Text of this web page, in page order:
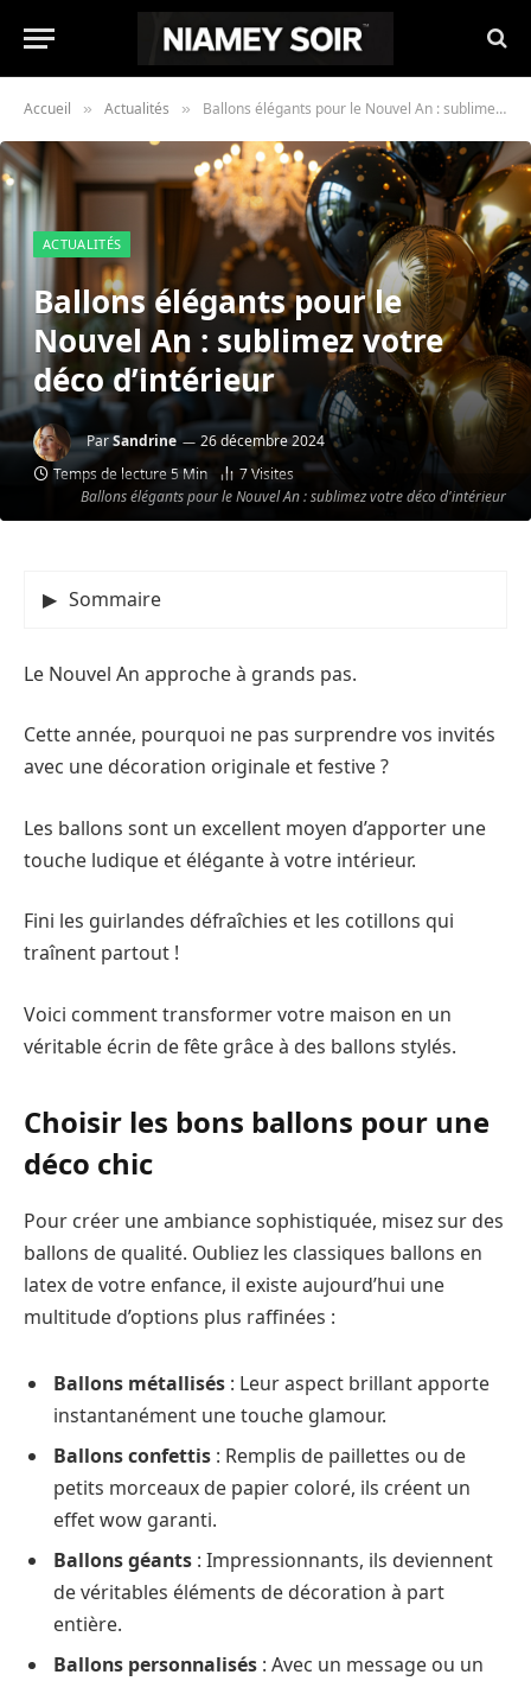
Accueil » Actualités » Ballons élégants pour le Nouvel An : sublimez votre déco d’intérieur
Ballons élégants pour le Nouvel An : sublimez votre déco d'intérieur
ACTUALITÉS
Ballons élégants pour le
Nouvel An : sublimez votre
déco d’intérieur
ParSandrine
26 décembre 2024
Temps de lecture 5 Min
7Visites
Sommaire
Le Nouvel An approche à grands pas.
Cette année, pourquoi ne pas surprendre vos invités
avec une décoration originale et festive ?
Les ballons sont un excellent moyen d’apporter une
touche ludique et élégante à votre intérieur.
Fini les guirlandes défraîchies et les cotillons qui
traînent partout !
Voici comment transformer votre maison en un
véritable écrin de fête grâce à des ballons stylés.
Choisir les bons ballons pour une
déco chic
Pour créer une ambiance sophistiquée, misez sur des
ballons de qualité. Oubliez les classiques ballons en
latex de votre enfance, il existe aujourd’hui une
multitude d’options plus raffinées :
Ballons métallisés : Leur aspect brillant apporte
instantanément une touche glamour.
Ballons confettis : Remplis de paillettes ou de
petits morceaux de papier coloré, ils créent un
effet wow garanti.
Ballons géants : Impressionnants, ils deviennent
de véritables éléments de décoration à part
entière.
Ballons personnalisés : Avec un message ou un